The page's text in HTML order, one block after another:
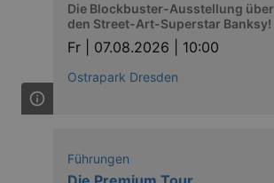
Die Blockbuster-Ausstellung über
den Street-Art-Superstar Banksy!
Fr | 07.08.2026 | 10:00
Ostrapark Dresden
Führungen
from OneTrust. It
the site uses and
in each category
is not given. The cookie
visitors to the site will